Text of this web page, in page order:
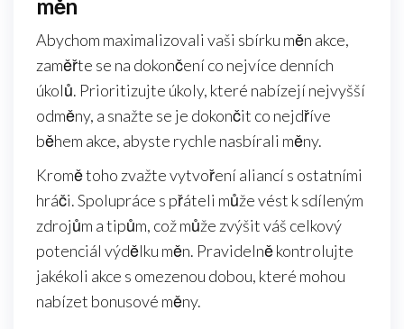
měn
Abychom maximalizovali vaši sbírku měn akce,
zaměřte se na dokončení co nejvíce denních
úkolů. Prioritizujte úkoly, které nabízejí nejvyšší
odměny, a snažte se je dokončit co nejdříve
během akce, abyste rychle nasbírali měny.
Kromě toho zvažte vytvoření aliancí s ostatními
hráči. Spolupráce s přáteli může vést k sdíleným
zdrojům a tipům, což může zvýšit váš celkový
potenciál výdělku měn. Pravidelně kontrolujte
jakékoli akce s omezenou dobou, které mohou
nabízet bonusové měny.